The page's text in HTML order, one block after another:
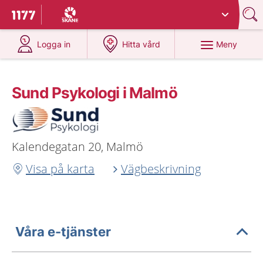
Till startsidan för 1177
Du har valt region
Logga in
på 1177.se
Hitta vård
på 1177.se
Meny
Sund Psykologi i Malmö
Kalendegatan 20, Malmö
Visa på karta
Vägbeskrivning
Våra e-tjänster